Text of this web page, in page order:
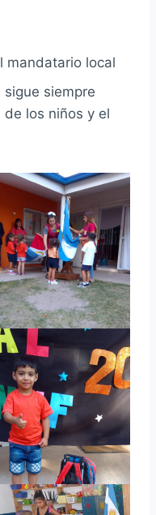
mandatario local
sigue siempre
los niños y el